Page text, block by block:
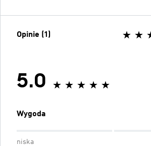
Opinie (1)
5.0
Wygoda
niska